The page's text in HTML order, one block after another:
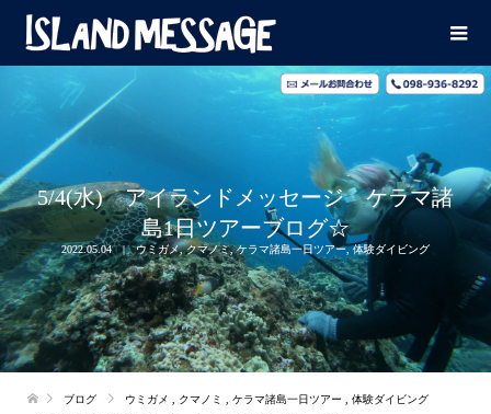
5/4(水) アイランドメッセージ ケラマ諸
島1日ツアーブログ☆
2022.05.04 ウミガメ,クマノミ,ケラマ諸島一日ツアー,体験ダイビング
ブログ ウミガメ クマノミ ケラマ諸島一日ツアー
体験ダイビング